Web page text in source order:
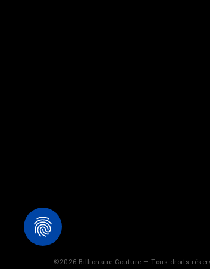
©2026 Billionaire Couture — Tous droits